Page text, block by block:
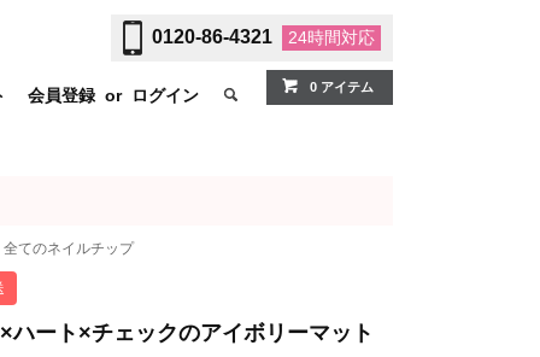
0120-86-4321 24時間対応
会員登録 or ログイン 0 アイテム
全てのネイルチップ
ハート×チェックのアイボリーマット